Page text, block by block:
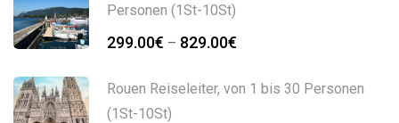
Personen (1St-10St)
299.00€ – 829.00€
Rouen Reiseleiter, von 1 bis 30 Personen
(1St-10St)